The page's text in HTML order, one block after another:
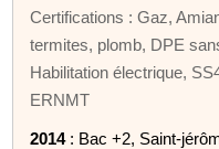
Certifications : Gaz,
termites, plomb, DPE
Habilitation électrique,
ERNMT
2014: Bac +2, Saint-